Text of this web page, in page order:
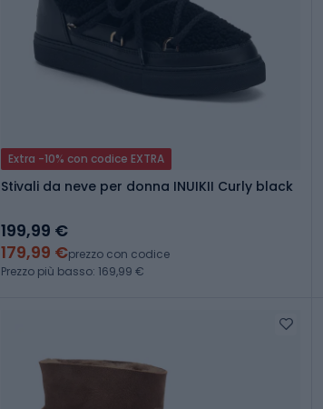
Extra -10% con codice EXTRA
Stivali da neve per donna INUIKII Curly black
199,99 €
179,99 €prezzo con codice
Prezzo più basso: 169,99 €